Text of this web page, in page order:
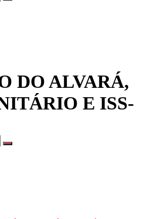
DO ALVARÁ,
E ISS-